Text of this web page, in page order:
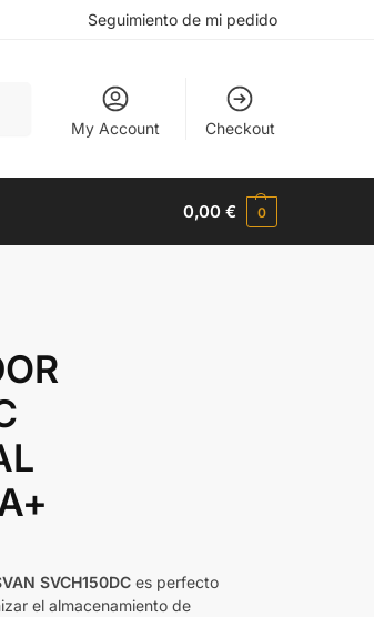
Seguimiento de mi pedido
My Account Checkout
0,00€ 0
SVCH150DC es perfecto
el almacenamiento de